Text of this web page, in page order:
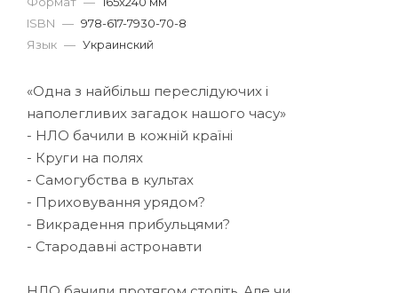
ISBN — 978-617-7930-70-8
Язык — Украинский
«Одна з найбільш переслідуючих і
наполегливих загадок нашого часу»
- НЛО бачили в кожній країні
- Круги на полях
- Самогубства в культах
- Приховування урядом?
- Викрадення прибульцями?
- Стародавні астронавти